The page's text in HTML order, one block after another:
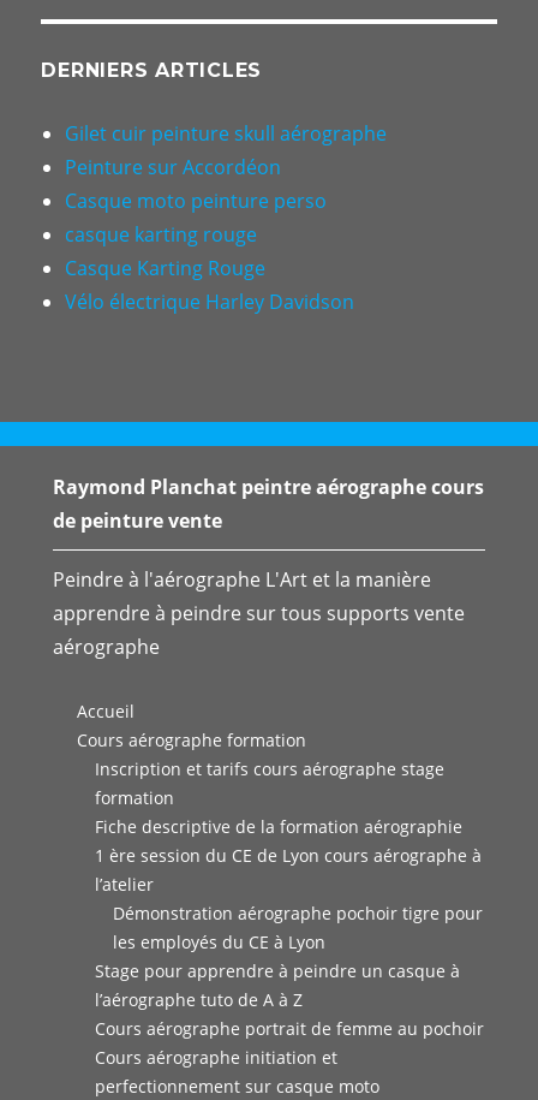
DERNIERS ARTICLES
Gilet cuir peinture skull aérographe
Peinture sur Accordéon
Casque moto peinture perso
casque karting rouge
Casque Karting Rouge
Vélo électrique Harley Davidson
Raymond Planchat peintre aérographe cours
de peinture vente
Peindre à l'aérographe L'Art et la manière
apprendre à peindre sur tous supports vente
aérographe
Accueil
Cours aérographe formation
Inscription et tarifs cours aérographe stage
formation
Fiche descriptive de la formation aérographie
1 ère session du CE de Lyon cours aérographe à
l’atelier
Démonstration aérographe pochoir tigre pour
les employés du CE à Lyon
Stage pour apprendre à peindre un casque à
l’aérographe tuto de A à Z
Cours aérographe portrait de femme au pochoir
Cours aérographe initiation et
perfectionnement sur casque moto